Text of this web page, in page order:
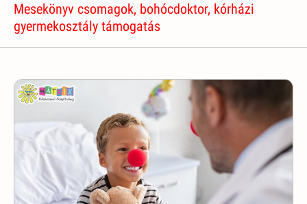
Mesekönyv csomagok, bohócdoktor, kórházi
gyermekosztály támogatás